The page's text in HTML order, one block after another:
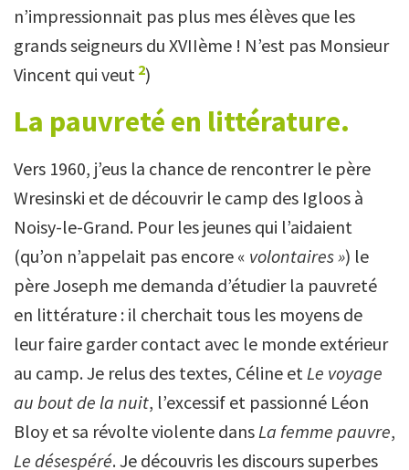
n’impressionnait pas plus mes élèves que les
grands seigneurs du XVIIème ! N’est pas Monsieur
Vincent qui veut 2)
La pauvreté en littérature.
Vers 1960, j’eus la chance de rencontrer le père
Wresinski et de découvrir le camp des Igloos à
Noisy-le-Grand. Pour les jeunes qui l’aidaient
(qu’on n’appelait pas encore « volontaires ») le
père Joseph me demanda d’étudier la pauvreté
en littérature : il cherchait tous les moyens de
leur faire garder contact avec le monde extérieur
au camp. Je relus des textes, Céline etLe voyage
au bout de la nuit, l’excessif et passionné Léon
Bloy et sa révolte violente dansLa femme pauvre,
Le désespéré. Je découvris les discours superbes